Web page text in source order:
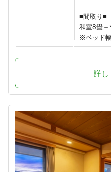
■間取り■
和室8畳
※ベッド
詳し